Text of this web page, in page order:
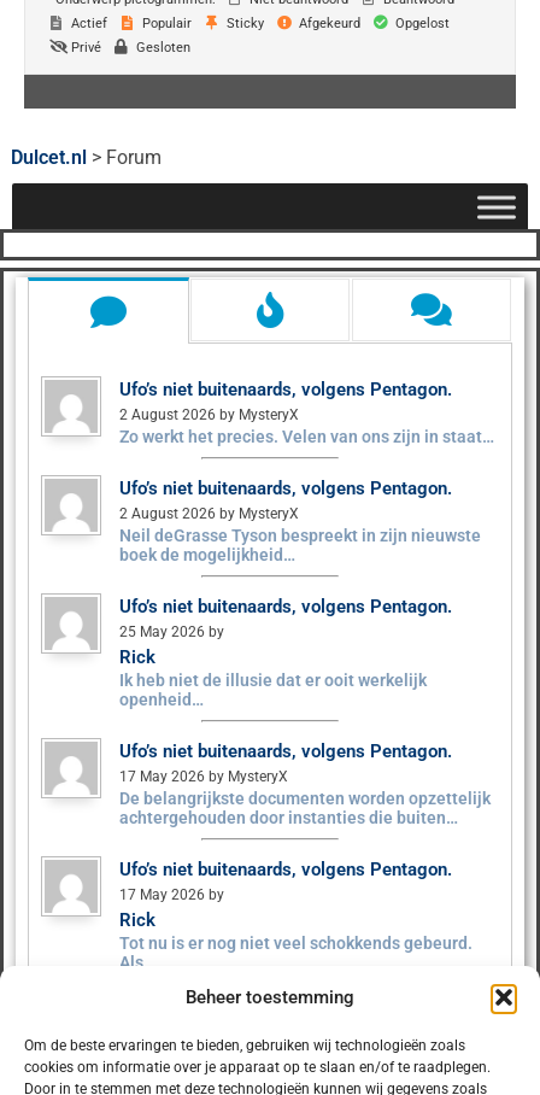
Beheer toestemming
Om de beste ervaringen te bieden, gebruiken wij technologieën zoals
cookies om informatie over je apparaat op te slaan en/of te raadplegen.
Door in te stemmen met deze technologieën kunnen wij gegevens zoals
Actief
Populair Sticky Afgekeurd
Opgelost
Privé
Gesloten
Dulcet.nl > Forum
Ufo’s niet buitenaards, volgens Pentagon.
2 August 2026 by MysteryX
Zo werkt het precies. Velen van ons zijn in staat…
Ufo’s niet buitenaards, volgens Pentagon.
2 August 2026 by MysteryX
Neil deGrasse Tyson bespreekt in zijn nieuwste
boek de mogelijkheid…
Ufo’s niet buitenaards, volgens Pentagon.
25 May 2026 by
Rick
Ik heb niet de illusie dat er ooit werkelijk
openheid…
Ufo’s niet buitenaards, volgens Pentagon.
17 May 2026 by MysteryX
De belangrijkste documenten worden opzettelijk
achtergehouden door instanties die buiten…
Ufo’s niet buitenaards, volgens Pentagon.
17 May 2026 by
Rick
Tot nu is er nog niet veel schokkends gebeurd.
Als…
Ufo’s niet buitenaards, volgens Pentagon.
9 May 2026 by MysteryX
Het Pentagon heeft ruim 160 UFO‑dossiers
vrijgegeven. Er zijn geen…